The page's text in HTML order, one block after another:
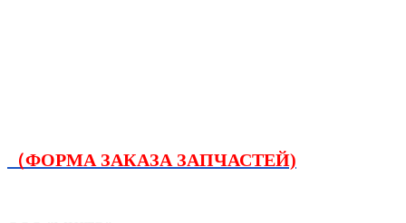
（ФОРМА ЗАКАЗА ЗАПЧАСТЕЙ)